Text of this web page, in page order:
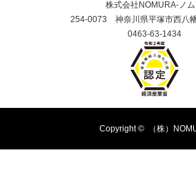
株式会社NOMURA-ノム
254-0073 神奈川県平塚市西
0463-63-1434
Copyright © （株）